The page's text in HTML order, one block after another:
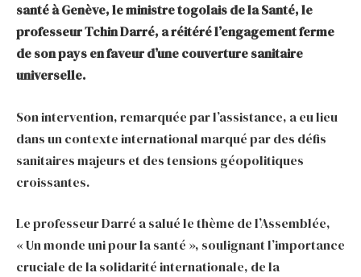
santé à Genève, le ministre togolais de la Santé, le
professeur Tchin Darré, a réitéré l’engagement ferme
de son pays en faveur d’une couverture sanitaire
universelle.
Son intervention, remarquée par l’assistance, a eu lieu
dans un contexte international marqué par des défis
sanitaires majeurs et des tensions géopolitiques
croissantes.
Le professeur Darré a salué le thème de l’Assemblée,
« Un monde uni pour la santé », soulignant l’importance
cruciale de la solidarité internationale, de la